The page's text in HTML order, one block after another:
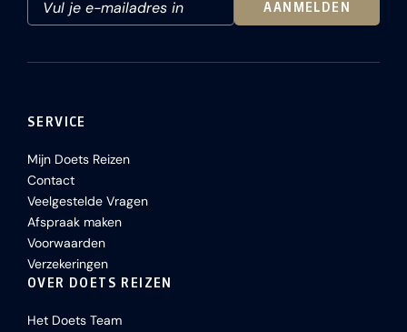
AANMELDEN
SERVICE
Mijn Doets Reizen
Contact
Veelgestelde Vragen
Afspraak maken
Voorwaarden
Verzekeringen
OVER DOETS REIZEN
Het Doets Team